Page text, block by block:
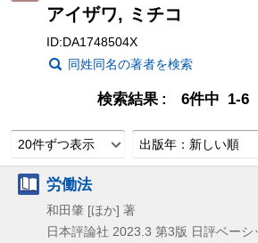
アイザワ, ミチコ
ID:DA1748504X
同姓同名の著者を検索
検索結果 6件中 1-6
20件ずつ表示 出版年：新しい順
労働法
和田肇 [ほか] 著
日本評論社 2023.3 第3版 日評ベー